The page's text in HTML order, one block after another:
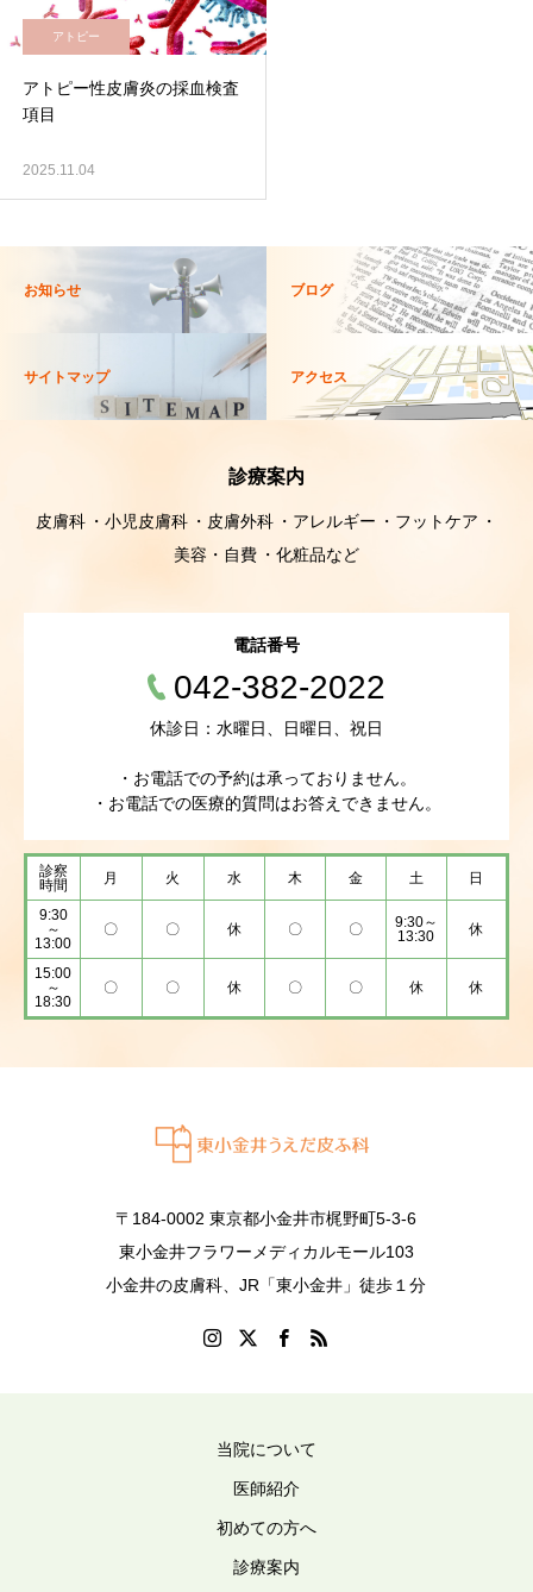
アトピー
アトピー性皮膚炎の採血検査
項目
2025.11.04
お知らせ ブログ
サイトマップ アクセス
診療案内
皮膚科 小児皮膚科 皮膚外科 アレルギー
フットケア
美容・自費
化粧品など
電話番号
042-382-2022
休診日：水曜日、日曜日、祝日
・お電話での予約は承っておりません。
・お電話での医療的質問はお答えできません。
診察
時間
月 火 水 木 金 土 日
9:30
～
13:00
〇 〇 休 〇 〇
9:30～
13:30
休
15:00
～
18:30
〇 〇 休 〇 〇 休 休
〒184-0002 東京都小金井市梶野町5-3-6
東小金井フラワーメディカルモール103
小金井の皮膚科、JR「東小金井」徒歩１分
当院について
医師紹介
初めての方へ
診療案内